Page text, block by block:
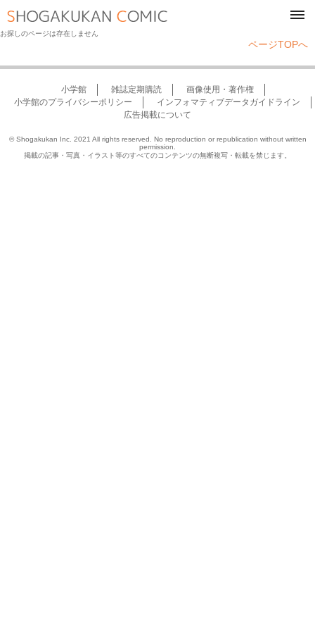
お探しのページは存在しません
ページTOPへ
小学館 雑誌定期購読
画像使用・著作権
小学館のプライバシーポリシー
インフォマティブデータガイドライン
広告掲載について
© Shogakukan Inc. 2021 All rights reserved. No reproduction or republication without written
permission.
掲載の記事・写真・イラスト等のすべてのコンテンツの無断複写・転載を禁じます。